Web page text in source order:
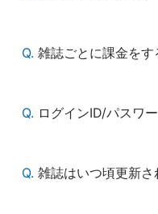
Q. 雑誌ごとに課金を
Q. ログインID/パスワ
Q. 雑誌はいつ頃更新さ